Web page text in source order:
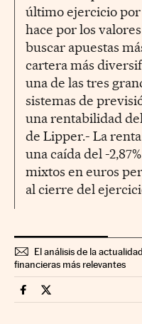
último ejercicio por
hace por los
buscar apuestas
cartera más
una de las tres
sistemas de
una rentabilidad del
de Lipper.- La
una caída del -
mixtos en euros
al cierre del
El análisis de la
financieras más relevantes
Mercados Financieros
Mercados